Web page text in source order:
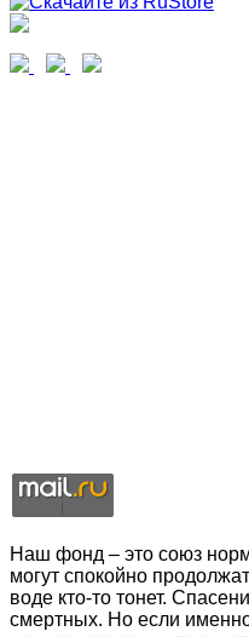
Наш фонд – это союз
могут спокойно
воде кто-то тонет.
смертных. Но если